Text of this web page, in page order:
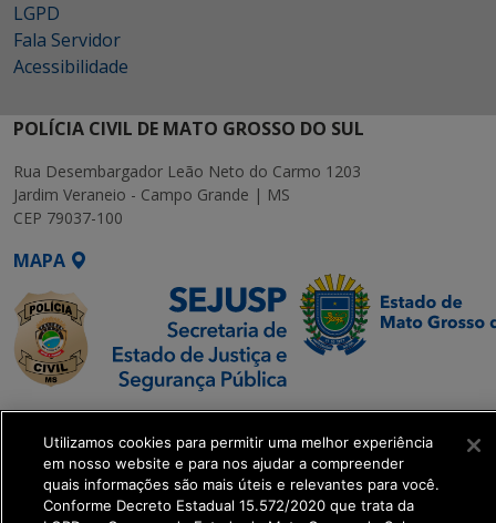
LGPD
Fala Servidor
Acessibilidade
POLÍCIA CIVIL DE MATO GROSSO DO SUL
Rua Desembargador Leão Neto do Carmo 1203
Jardim Veraneio - Campo Grande | MS
CEP 79037-100
MAPA
SETDIG | Secretaria-
Executiva de
Transformação Digital
Utilizamos cookies para permitir uma melhor experiência
em nosso website e para nos ajudar a compreender
quais informações são mais úteis e relevantes para você.
Conforme Decreto Estadual 15.572/2020 que trata da